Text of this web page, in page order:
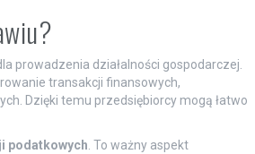
prowadzenia działalności gospodarczej.
transakcji finansowych,
Dzięki temu przedsiębiorcy mogą łatwo
podatkowych . To ważny aspekt